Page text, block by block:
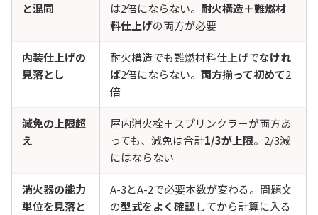
と混同
は2倍にならない。 耐火構造＋難燃材
料仕上げの両方が必要
内装仕上げの
見落とし
耐火構造でも難燃材料仕上げでなけれ
ば2倍にならない。 両方揃って初めて2
倍
減免の上限超
え
屋内消火栓＋スプリンクラーが両方あ
っても、減免は合計1/3が上限。2/3減
にはならない
消火器の能力
単位を見落と
A-3とA-2で必要本数が変わる。問題文
の型式をよく確認してから計算に入る